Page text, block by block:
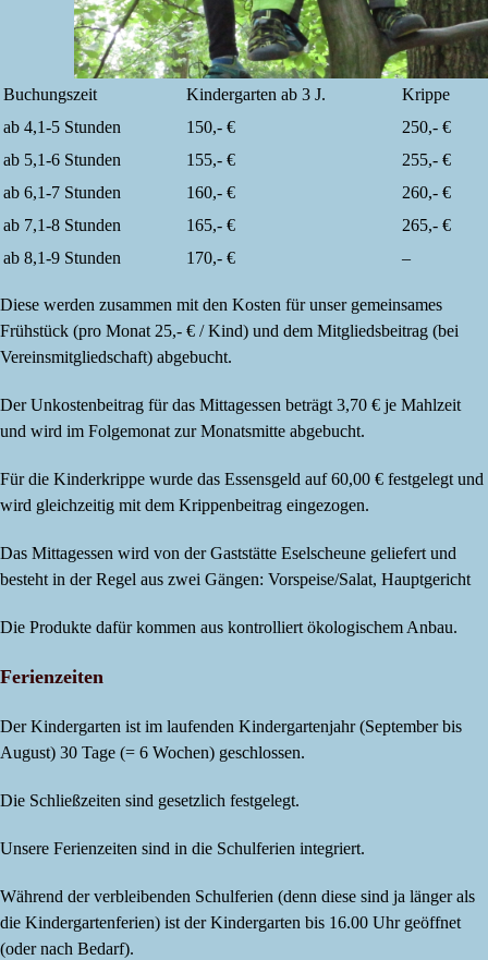
Buchungszeit Kindergarten ab 3 J.
Krippe
ab 4,1-5 Stunden
150,- €
250,- €
ab 5,1-6 Stunden
155,- €
255,- €
ab 6,1-7 Stunden
160,- €
260,- €
ab 7,1-8 Stunden
165,- €
265,- €
ab 8,1-9 Stunden
170,- € –
Diese werden zusammen mit den Kosten für unser gemeinsames
Frühstück (pro Monat 25,- € / Kind) und dem Mitgliedsbeitrag (bei
Vereinsmitgliedschaft) abgebucht.
Der Unkostenbeitrag für das Mittagessen beträgt 3,70 € je Mahlzeit
und wird im Folgemonat zur Monatsmitte abgebucht.
Für die Kinderkrippe wurde das Essensgeld auf 60,00 € festgelegt und
wird gleichzeitig mit dem Krippenbeitrag eingezogen.
Das Mittagessen wird von der Gaststätte Eselscheune geliefert und
besteht in der Regel aus zwei Gängen: Vorspeise/Salat, Hauptgericht
Die Produkte dafür kommen aus kontrolliert ökologischem Anbau.
Ferienzeiten
Der Kindergarten ist im laufenden Kindergartenjahr (September bis
August) 30 Tage (= 6 Wochen) geschlossen.
Die Schließzeiten sind gesetzlich festgelegt.
Unsere Ferienzeiten sind in die Schulferien integriert.
Während der verbleibenden Schulferien (denn diese sind ja länger als
die Kindergartenferien) ist der Kindergarten bis 16.00 Uhr geöffnet
(oder nach Bedarf).